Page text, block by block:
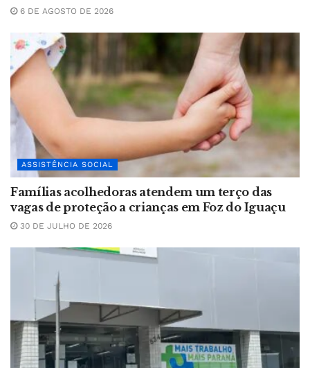
6 DE AGOSTO DE 2026
ASSISTÊNCIA SOCIAL
Famílias acolhedoras atendem um terço das
vagas de proteção a crianças em Foz do Iguaçu
30 DE JULHO DE 2026